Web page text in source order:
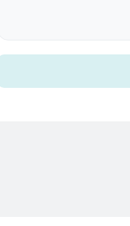
اگه این چیز هایی که